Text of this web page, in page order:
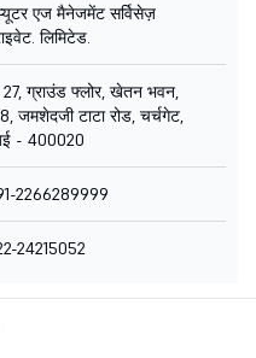
एज मैनेजमेंट सर्विसेज़
लिमिटेड.
ग्राउंड फ्लोर, खेतन भवन,
जमशेदजी टाटा रोड, चर्चगेट,
- 400020
2266289999
24215052